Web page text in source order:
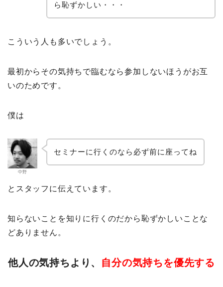
ら恥ずかしい・・・
こういう人も多いでしょう。
最初からその気持ちで臨むなら参加しないほうがお互
いのためです。
僕は
中野
セミナーに行くのなら必ず前に座ってね
とスタッフに伝えています。
知らないことを知りに行くのだから恥ずかしいことな
どありません。
他人の気持ちより、 自分の気持ちを優先する